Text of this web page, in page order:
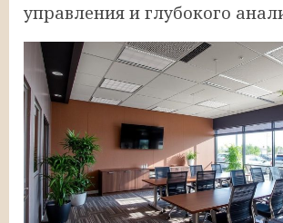
управления и глубокого